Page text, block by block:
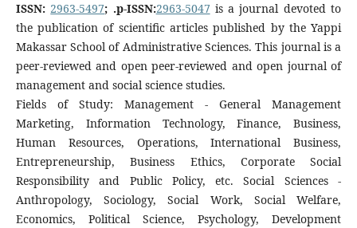
ISSN:2963-5497; .p-ISSN:2963-5047 is a journal devoted to
the publication of scientific articles published by the Yappi
Makassar School of Administrative Sciences. This journal is a
peer-reviewed and open peer-reviewed and open journal of
management and social science studies.
Fields of Study: Management - General Management
Marketing, Information Technology, Finance, Business,
Human Resources, Operations, International Business,
Entrepreneurship, Business Ethics, Corporate Social
Responsibility and Public Policy, etc. Social Sciences -
Anthropology, Sociology, Social Work, Social Welfare,
Economics, Political Science, Psychology, Development